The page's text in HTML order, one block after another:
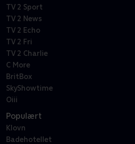
TV 2 Sport
TV 2 News
TV 2 Echo
TV 2 Fri
TV 2 Charlie
C More
BritBox
SkyShowtime
Oiii
Populært
Klovn
Badehotellet